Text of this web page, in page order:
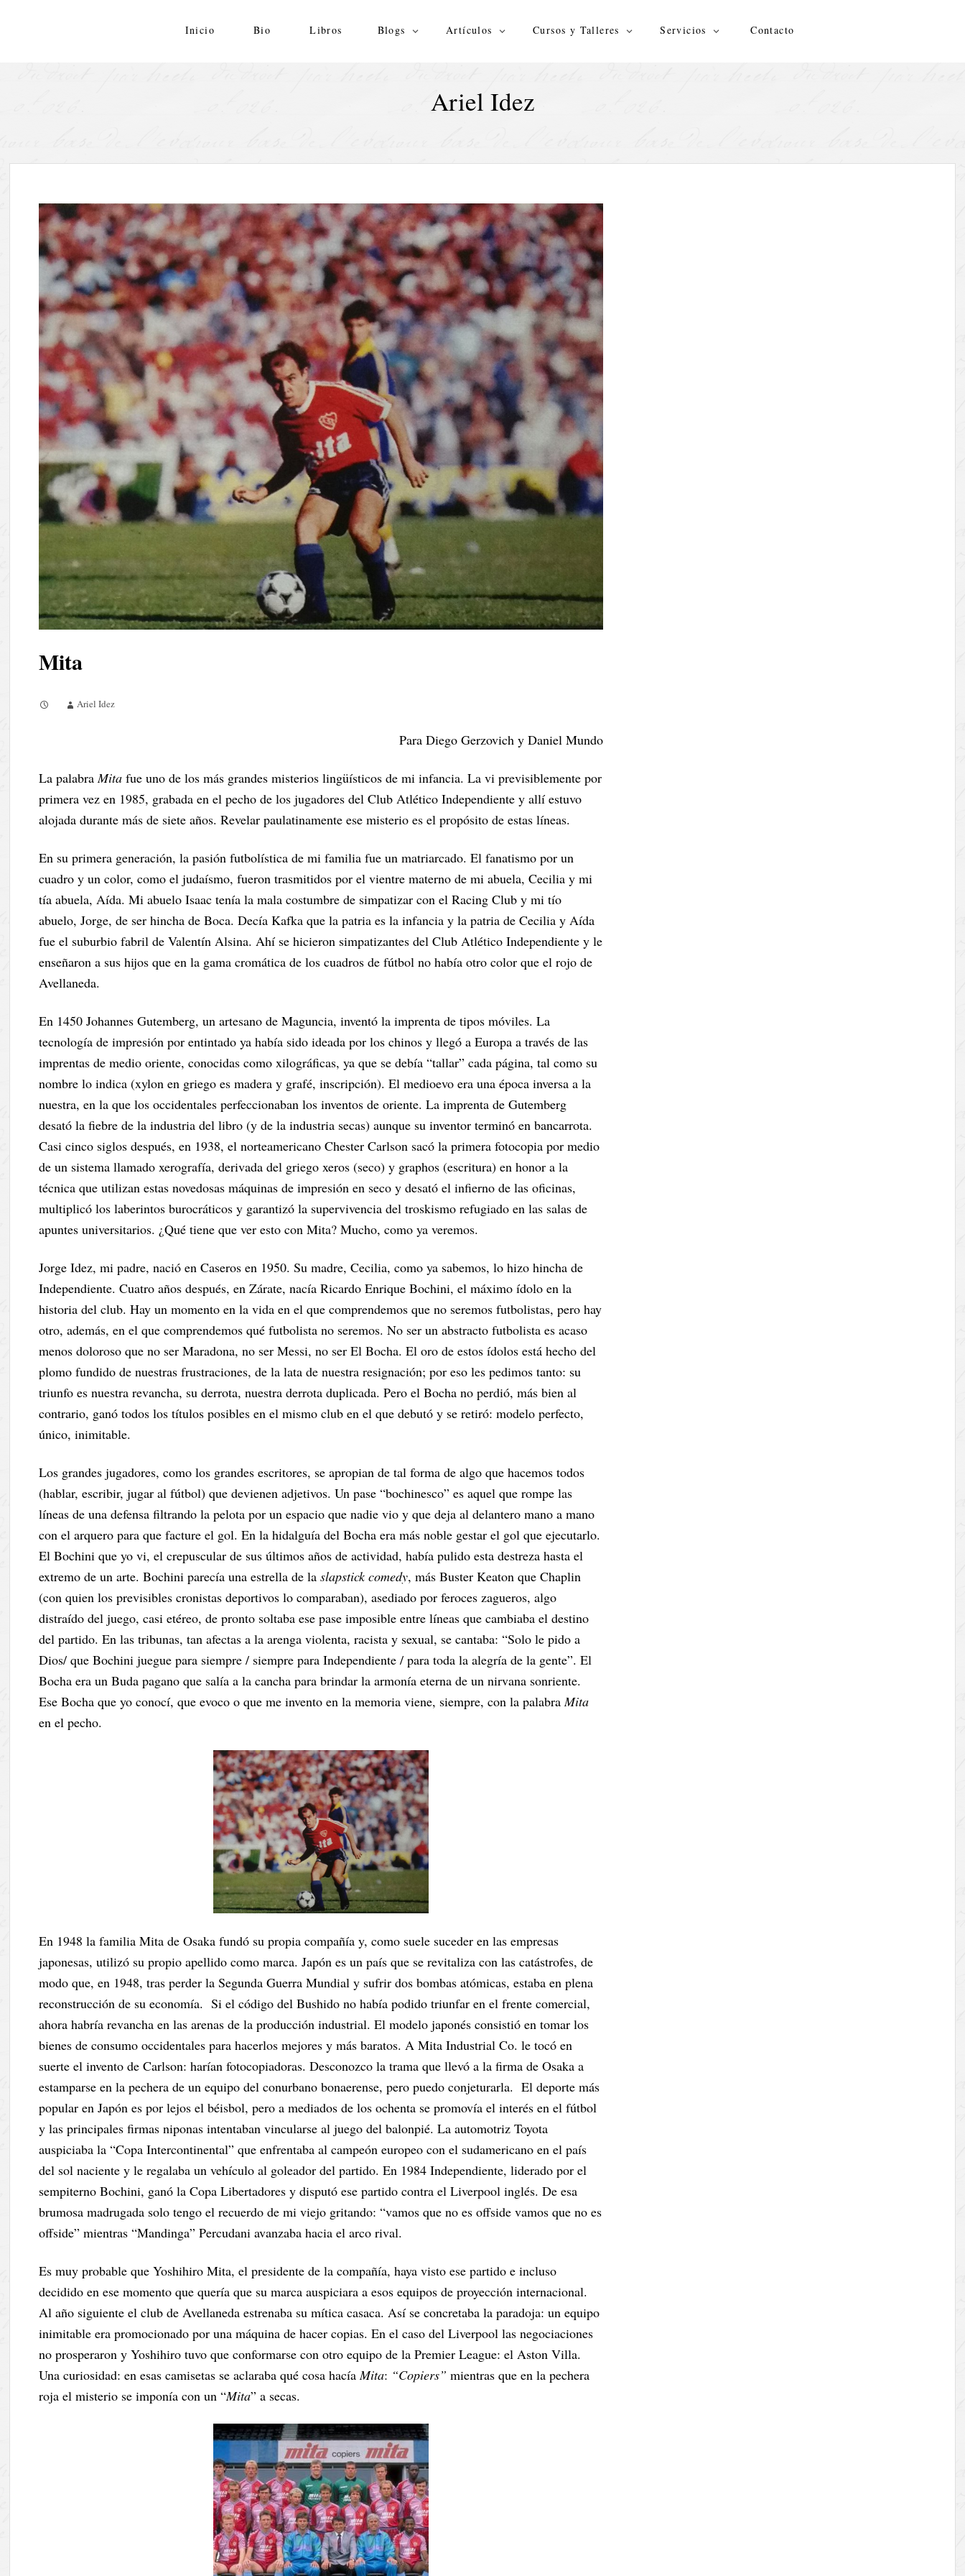
Inicio Bio Libros Blogs Artículos Cursos y Talleres Servicios Contacto
Ariel Idez
Mita
Ariel Idez
Para Diego Gerzovich y Daniel Mundo
La palabraMita fue uno de los más grandes misterios lingüísticos de mi infancia. La vi previsiblemente por
primera vez en 1985, grabada en el pecho de los jugadores del Club Atlético Independiente y allí estuvo
alojada durante más de siete años. Revelar paulatinamente ese misterio es el propósito de estas líneas.
En su primera generación, la pasión futbolística de mi familia fue un matriarcado. El fanatismo por un
cuadro y un color, como el judaísmo, fueron trasmitidos por el vientre materno de mi abuela, Cecilia y mi
tía abuela, Aída. Mi abuelo Isaac tenía la mala costumbre de simpatizar con el Racing Club y mi tío
abuelo, Jorge, de ser hincha de Boca. Decía Kafka que la patria es la infancia y la patria de Cecilia y Aída
fue el suburbio fabril de Valentín Alsina. Ahí se hicieron simpatizantes del Club Atlético Independiente y le
enseñaron a sus hijos que en la gama cromática de los cuadros de fútbol no había otro color que el rojo de
Avellaneda.
En 1450 Johannes Gutemberg, un artesano de Maguncia, inventó la imprenta de tipos móviles. La
tecnología de impresión por entintado ya había sido ideada por los chinos y llegó a Europa a través de las
imprentas de medio oriente, conocidas como xilográficas, ya que se debía “tallar” cada página, tal como su
nombre lo indica (xylon en griego es madera y grafé, inscripción). El medioevo era una época inversa a la
nuestra, en la que los occidentales perfeccionaban los inventos de oriente. La imprenta de Gutemberg
desató la fiebre de la industria del libro (y de la industria secas) aunque su inventor terminó en bancarrota.
Casi cinco siglos después, en 1938, el norteamericano Chester Carlson sacó la primera fotocopia por medio
de un sistema llamado xerografía, derivada del griego xeros (seco) y graphos (escritura) en honor a la
técnica que utilizan estas novedosas máquinas de impresión en seco y desató el infierno de las oficinas,
multiplicó los laberintos burocráticos y garantizó la supervivencia del troskismo refugiado en las salas de
apuntes universitarios. ¿Qué tiene que ver esto con Mita? Mucho, como ya veremos.
Jorge Idez, mi padre, nació en Caseros en 1950. Su madre, Cecilia, como ya sabemos, lo hizo hincha de
Independiente. Cuatro años después, en Zárate, nacía Ricardo Enrique Bochini, el máximo ídolo en la
historia del club. Hay un momento en la vida en el que comprendemos que no seremos futbolistas, pero hay
otro, además, en el que comprendemos qué futbolista no seremos. No ser un abstracto futbolista es acaso
menos doloroso que no ser Maradona, no ser Messi, no ser El Bocha. El oro de estos ídolos está hecho del
plomo fundido de nuestras frustraciones, de la lata de nuestra resignación; por eso les pedimos tanto: su
triunfo es nuestra revancha, su derrota, nuestra derrota duplicada. Pero el Bocha no perdió, más bien al
contrario, ganó todos los títulos posibles en el mismo club en el que debutó y se retiró: modelo perfecto,
único, inimitable.
Los grandes jugadores, como los grandes escritores, se apropian de tal forma de algo que hacemos todos
(hablar, escribir, jugar al fútbol) que devienen adjetivos. Un pase “bochinesco” es aquel que rompe las
líneas de una defensa filtrando la pelota por un espacio que nadie vio y que deja al delantero mano a mano
con el arquero para que facture el gol. En la hidalguía del Bocha era más noble gestar el gol que ejecutarlo.
El Bochini que yo vi, el crepuscular de sus últimos años de actividad, había pulido esta destreza hasta el
extremo de un arte. Bochini parecía una estrella de laslapstick comedy, más Buster Keaton que Chaplin
(con quien los previsibles cronistas deportivos lo comparaban), asediado por feroces zagueros, algo
distraído del juego, casi etéreo, de pronto soltaba ese pase imposible entre líneas que cambiaba el destino
del partido. En las tribunas, tan afectas a la arenga violenta, racista y sexual, se cantaba: “Solo le pido a
Dios/ que Bochini juegue para siempre / siempre para Independiente / para toda la alegría de la gente”. El
Bocha era un Buda pagano que salía a la cancha para brindar la armonía eterna de un nirvana sonriente.
Ese Bocha que yo conocí, que evoco o que me invento en la memoria viene, siempre, con la palabraMita
en el pecho.
En 1948 la familia Mita de Osaka fundó su propia compañía y, como suele suceder en las empresas
japonesas, utilizó su propio apellido como marca. Japón es un país que se revitaliza con las catástrofes, de
modo que, en 1948, tras perder la Segunda Guerra Mundial y sufrir dos bombas atómicas, estaba en plena
reconstrucción de su economía. Si el código del Bushido no había podido triunfar en el frente comercial,
ahora habría revancha en las arenas de la producción industrial. El modelo japonés consistió en tomar los
bienes de consumo occidentales para hacerlos mejores y más baratos. A Mita Industrial Co. le tocó en
suerte el invento de Carlson: harían fotocopiadoras. Desconozco la trama que llevó a la firma de Osaka a
estamparse en la pechera de un equipo del conurbano bonaerense, pero puedo conjeturarla. El deporte más
popular en Japón es por lejos el béisbol, pero a mediados de los ochenta se promovía el interés en el fútbol
y las principales firmas niponas intentaban vincularse al juego del balonpié. La automotriz Toyota
auspiciaba la “Copa Intercontinental” que enfrentaba al campeón europeo con el sudamericano en el país
del sol naciente y le regalaba un vehículo al goleador del partido. En 1984 Independiente, liderado por el
sempiterno Bochini, ganó la Copa Libertadores y disputó ese partido contra el Liverpool inglés. De esa
brumosa madrugada solo tengo el recuerdo de mi viejo gritando: “vamos que no es offside vamos que no es
offside” mientras “Mandinga” Percudani avanzaba hacia el arco rival.
Es muy probable que Yoshihiro Mita, el presidente de la compañía, haya visto ese partido e incluso
decidido en ese momento que quería que su marca auspiciara a esos equipos de proyección internacional.
Al año siguiente el club de Avellaneda estrenaba su mítica casaca. Así se concretaba la paradoja: un equipo
inimitable era promocionado por una máquina de hacer copias. En el caso del Liverpool las negociaciones
no prosperaron y Yoshihiro tuvo que conformarse con otro equipo de la Premier League: el Aston Villa.
Una curiosidad: en esas camisetas se aclaraba qué cosa hacíaMita: “Copiers”mientras que en la pechera
roja el misterio se imponía con un “Mita” a secas.